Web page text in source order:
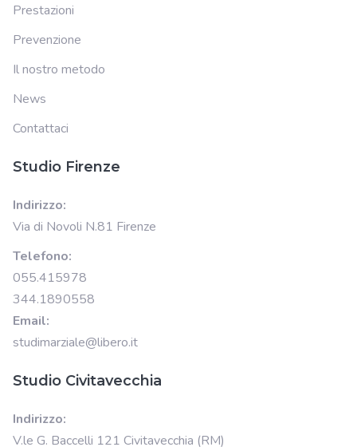
Prestazioni
Prevenzione
Il nostro metodo
News
Contattaci
Studio Firenze
Indirizzo:
Via di Novoli N.81 Firenze
Telefono:
055.415978
344.1890558
Email:
studimarziale@libero.it
Studio Civitavecchia
Indirizzo:
V.le G. Baccelli 121 Civitavecchia (RM)